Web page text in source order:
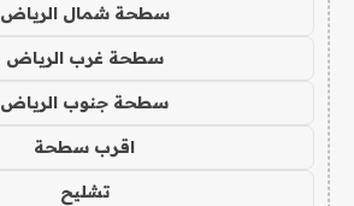
سطحة شمال الرياض
سطحة غرب الرياض
سطحة جنوب الرياض
اقرب سطحة
تشليح